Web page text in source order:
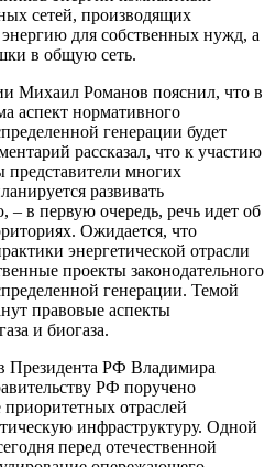
сетей, производящих
для собственных нужд, а
в общую сеть.
Михаил Романов пояснил, что в
аспект нормативного
генерации будет
рассказал, что к участию
многих
развивать
– в первую очередь, речь идет об
Ожидается, что
энергетической отрасли
проекты законодательного
генерации. Темой
правовые аспекты
и биогаза.
Президента РФ Владимира
РФ поручено
приоритетных отраслей
инфраструктуру. Одной
перед отечественной